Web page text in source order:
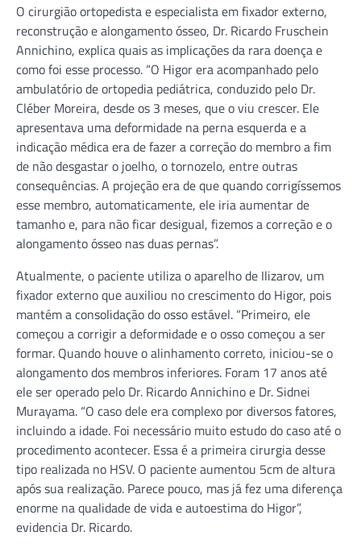
O cirurgião ortopedista e especialista em fixador externo,
reconstrução e alongamento ósseo, Dr. Ricardo Fruschein
Annichino, explica quais as implicações da rara doença e
como foi esse processo. “O Higor era acompanhado pelo
ambulatório de ortopedia pediátrica, conduzido pelo Dr.
Cléber Moreira, desde os 3 meses, que o viu crescer. Ele
apresentava uma deformidade na perna esquerda e a
indicação médica era de fazer a correção do membro a fim
de não desgastar o joelho, o tornozelo, entre outras
consequências. A projeção era de que quando corrigíssemos
esse membro, automaticamente, ele iria aumentar de
tamanho e, para não ficar desigual, fizemos a correção e o
alongamento ósseo nas duas pernas”.
Atualmente, o paciente utiliza o aparelho de Ilizarov, um
fixador externo que auxiliou no crescimento do Higor, pois
mantém a consolidação do osso estável. “Primeiro, ele
começou a corrigir a deformidade e o osso começou a ser
formar. Quando houve o alinhamento correto, iniciou-se o
alongamento dos membros inferiores. Foram 17 anos até
ele ser operado pelo Dr. Ricardo Annichino e Dr. Sidnei
Murayama. “O caso dele era complexo por diversos fatores,
incluindo a idade. Foi necessário muito estudo do caso até o
procedimento acontecer. Essa é a primeira cirurgia desse
tipo realizada no HSV. O paciente aumentou 5cm de altura
após sua realização. Parece pouco, mas já fez uma diferença
enorme na qualidade de vida e autoestima do Higor”,
evidencia Dr. Ricardo.